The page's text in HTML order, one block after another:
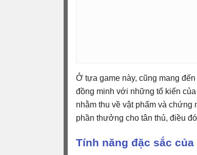
Ở tựa game này, cũng mang
đồng minh với những tổ kiến
nhằm thu về vật phẩm và chứng
phần thưởng cho tân thủ, điều
Tính năng đặc sắc